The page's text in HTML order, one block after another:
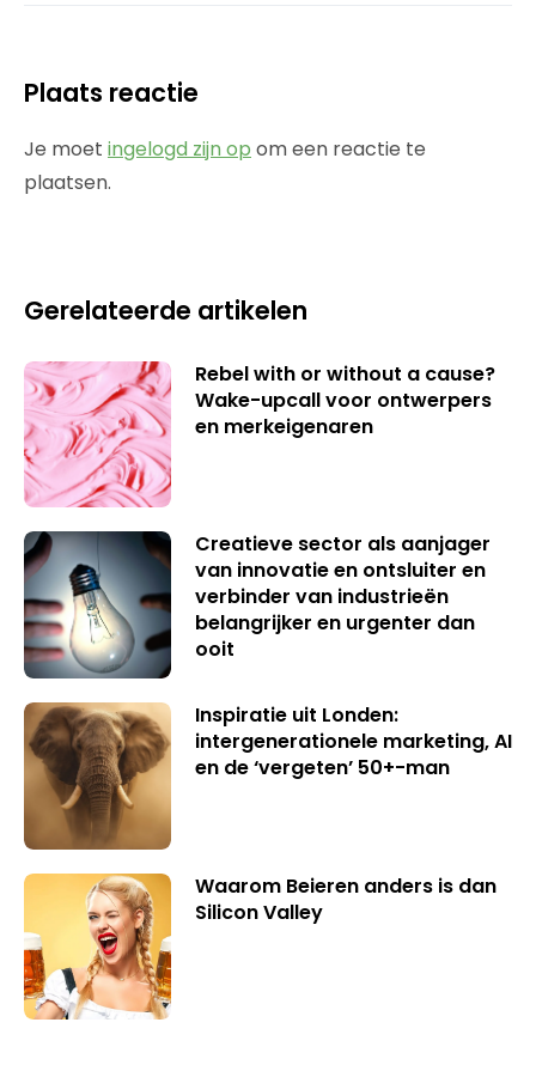
Plaats reactie
Je moet ingelogd zijn op om een reactie te
plaatsen.
Gerelateerde artikelen
Rebel with or without a cause?
Wake-upcall voor ontwerpers
en merkeigenaren
Creatieve sector als aanjager
van innovatie en ontsluiter en
verbinder van industrieën
belangrijker en urgenter dan
ooit
Inspiratie uit Londen:
intergenerationele marketing, AI
en de ‘vergeten’ 50+-man
Waarom Beieren anders is dan
Silicon Valley